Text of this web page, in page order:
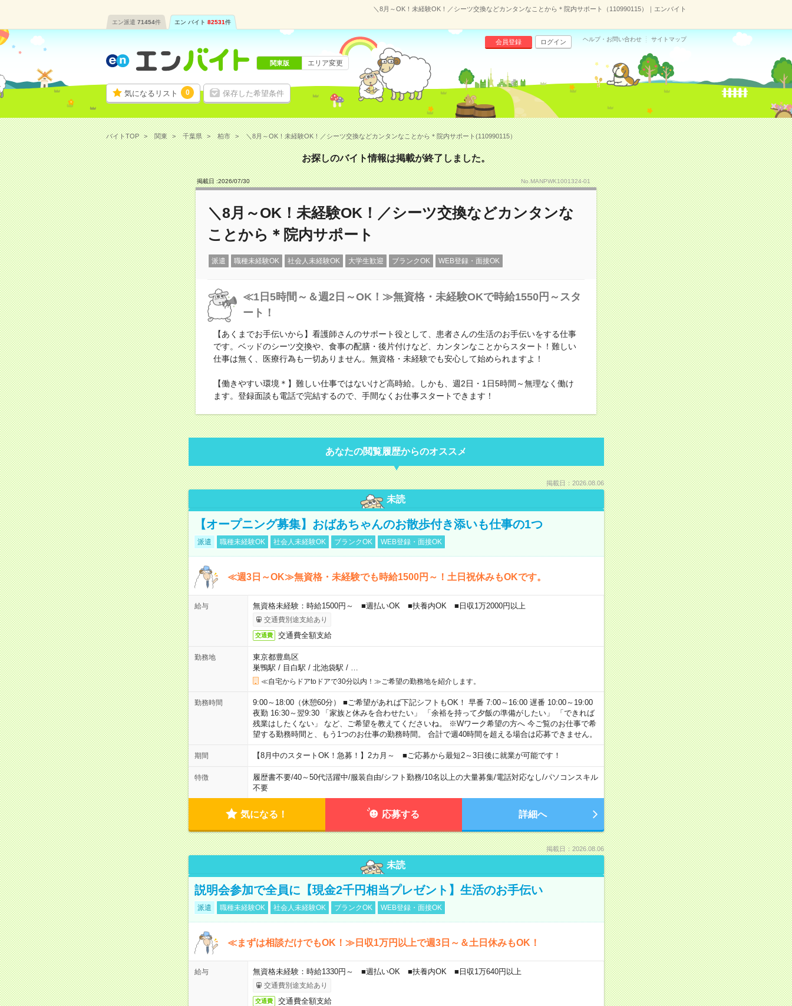
＼8月～OK！未経験OK！／シーツ交換などカンタンなことから＊院内サポート（110990115）｜エンバイト
エン派遣 71454件 エン バイト 82531件
気になるリスト 0 保存した希望条件
会員登録 ログイン ヘルプ・お問い合わせ サイトマップ
関東版 エリア変更
バイトTOP 関東 千葉県 柏市 ＼8月～OK！未経験OK！／シーツ交換などカンタンなことから＊院内サポート(110990115）
お探しのバイト情報は掲載が終了しました。
掲載日 :2026/07/30 No.MANPWK1001324-01
＼8月～OK！未経験OK！／シーツ交換などカンタンな
ことから＊院内サポート
派遣 職種未経験OK 社会人未経験OK 大学生歓迎 ブランクOK WEB登録・面接OK
≪1日5時間～＆週2日～OK！≫無資格・未経験OKで時給1550円～スタ
ート！
【あくまでお手伝いから】看護師さんのサポート役として、患者さんの生活のお手伝いをする仕事
です。ベッドのシーツ交換や、食事の配膳・後片付けなど、カンタンなことからスタート！難しい
仕事は無く、医療行為も一切ありません。無資格・未経験でも安心して始められますよ！
【働きやすい環境＊】難しい仕事ではないけど高時給。しかも、週2日・1日5時間～無理なく働け
ます。登録面談も電話で完結するので、手間なくお仕事スタートできます！
あなたの閲覧履歴からのオススメ
掲載日：2026.08.06
未読
【オープニング募集】おばあちゃんのお散歩付き添いも仕事の1つ
派遣 職種未経験OK 社会人未経験OK ブランクOK WEB登録・面接OK
≪週3日～OK≫無資格・未経験でも時給1500円～！土日祝休みもOKです。
給与 無資格未経験：時給1500円～ ■週払いOK ■扶養内OK ■日収1万2000円以上
交通費別途支給あり
交通費 交通費全額支給
勤務地
東京都豊島区
巣鴨駅 / 目白駅 / 北池袋駅 /
≪自宅からドアtoドアで30分以内！≫ご希望の勤務地を紹介します。
勤務時間
9:00～18:00（休憩60分） ■ご希望があれば下記シフトもOK！ 早番 7:00～16:00 遅番 10:00～19:00
夜勤 16:30～翌9:30 「家族と休みを合わせたい」 「余裕を持って夕飯の準備がしたい」 「できれば
残業はしたくない」 など、ご希望を教えてくださいね。 ※Wワーク希望の方へ 今ご覧のお仕事で希
望する勤務時間と、もう1つのお仕事の勤務時間。 合計で週40時間を超える場合は応募できません。
期間 【8月中のスタートOK！急募！】2カ月～ ■ご応募から最短2～3日後に就業が可能です！
特徴 履歴書不要/40～50代活躍中/服装自由/シフト勤務/10名以上の大量募集/電話対応なし/パソコンスキル
不要
気になる！ 応募する 詳細へ
掲載日：2026.08.06
未読
説明会参加で全員に【現金2千円相当プレゼント】生活のお手伝い
派遣 職種未経験OK 社会人未経験OK ブランクOK WEB登録・面接OK
≪まずは相談だけでもOK！≫日収1万円以上で週3日～＆土日休みもOK！
給与 無資格未経験：時給1330円～ ■週払いOK ■扶養内OK ■日収1万640円以上
交通費別途支給あり
交通費 交通費全額支給